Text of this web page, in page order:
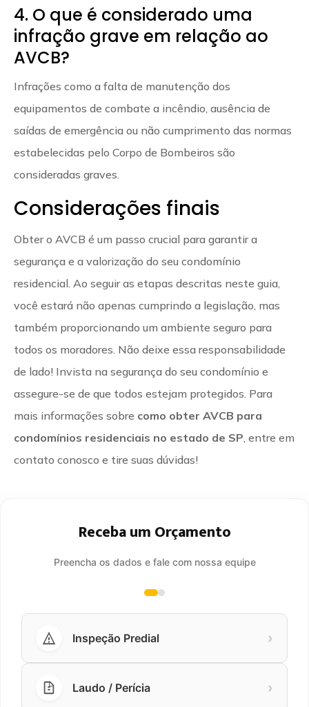
4. O que é considerado uma
infração grave em relação ao
AVCB?
Infrações como a falta de manutenção dos
equipamentos de combate a incêndio, ausência de
saídas de emergência ou não cumprimento das normas
estabelecidas pelo Corpo de Bombeiros são
consideradas graves.
Considerações finais
Obter o AVCB é um passo crucial para garantir a
segurança e a valorização do seu condomínio
residencial. Ao seguir as etapas descritas neste guia,
você estará não apenas cumprindo a legislação, mas
também proporcionando um ambiente seguro para
todos os moradores. Não deixe essa responsabilidade
de lado! Invista na segurança do seu condomínio e
assegure-se de que todos estejam protegidos. Para
mais informações sobre como obter AVCB para
condomínios residenciais no estado de SP , entre em
contato conosco e tire suas dúvidas!
Receba um Orçamento
Preencha os dados e fale com nossa equipe
Inspeção Predial ›
Laudo / Perícia ›